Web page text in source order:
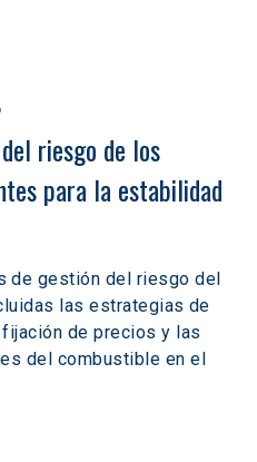
riesgo de los
para la estabilidad
de gestión del riesgo del
las estrategias de
de precios y las
del combustible en el